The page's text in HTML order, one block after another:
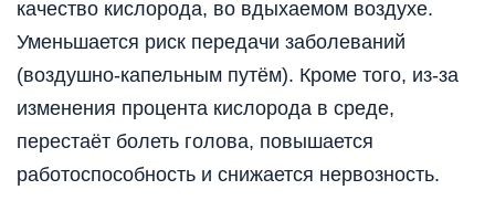
качество кислорода, во вдыхаемом воздухе.
Уменьшается риск передачи заболеваний
(воздушно-капельным путём). Кроме того, из-за
изменения процента кислорода в среде,
перестаёт болеть голова, повышается
работоспособность и снижается нервозность.